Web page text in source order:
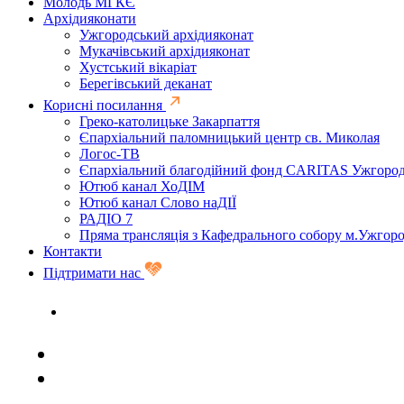
Архідияконати
Ужгородський архідияконат
Мукачівський архідияконат
Хустський вікаріат
Берегівський деканат
Корисні посилання
Греко-католицьке Закарпаття
Єпархіальний паломницький центр св. Миколая
Логос-ТВ
Єпархіальний благодійний фонд CARITAS
Ютюб канал ХоДІМ
Ютюб канал Слово наДІЇ
РАДІО 7
Пряма трансляція з Кафедрального собору
Контакти
Підтримати нас